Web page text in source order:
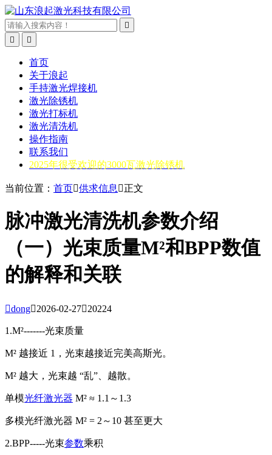



首页
关于浪起
手持激光焊接机
激光除锈机
激光打标机
激光清洗机
操作指南
联系我们
2025年很受欢迎的3000瓦激光除锈机
当前位置： 首页供求信息 正文
脉冲激光清洗机参数介绍
（一）光束质量M²和BPP数值
的解释和关联
dong2026-02-2720224
1.M²-------光束质量
M² 越接近 1 ，光束越接近完美高斯光。
M² 越大，光束越 “乱”、越散。
单模光纤激光器 M² ≈ 1.1～1.3
多模光纤激光器 M² = 2～10 甚至更大
2.BPP-----光束参数乘积